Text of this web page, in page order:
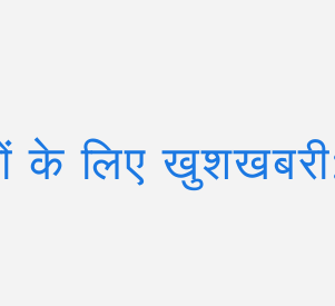
के लिए